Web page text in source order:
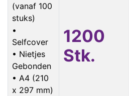
(vanaf 100
stuks)
•
Selfcover
• Nietjes
Gebonden
• A4 (210
x 297 mm)
1200
Stk.